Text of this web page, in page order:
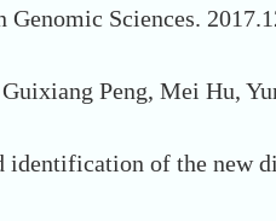
Genomic Sciences.
Guixiang Peng, Mei Hu,
identification of the new